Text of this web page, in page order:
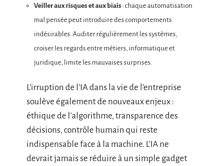
Veiller aux risques et aux biais : chaque automatisation
mal pensée peut introduire des comportements
indésirables. Auditer régulièrement les systèmes,
croiser les regards entre métiers, informatique et
juridique, limite les mauvaises surprises.
L’irruption de l’IA dans la vie de l’entreprise
soulève également de nouveaux enjeux :
éthique de l’algorithme, transparence des
décisions, contrôle humain qui reste
indispensable face à la machine. L’IA ne
devrait jamais se réduire à un simple gadget